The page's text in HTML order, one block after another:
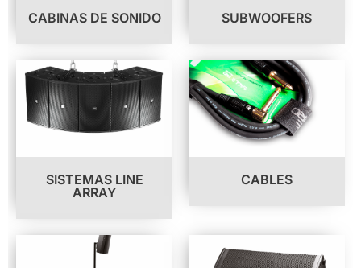
CABINAS DE SONIDO SUBWOOFERS
SISTEMAS LINE
ARRAY
CABLES